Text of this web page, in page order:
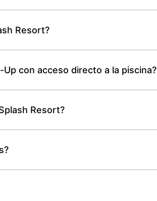
Resort?
con acceso directo a la piscina?
Resort?